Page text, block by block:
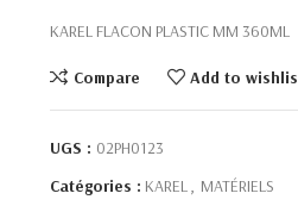
KAREL FLACON PLASTIC MM 360ML
Compare Add to
UGS : 02PH0123
Catégories : KAREL, MATÉRIELS